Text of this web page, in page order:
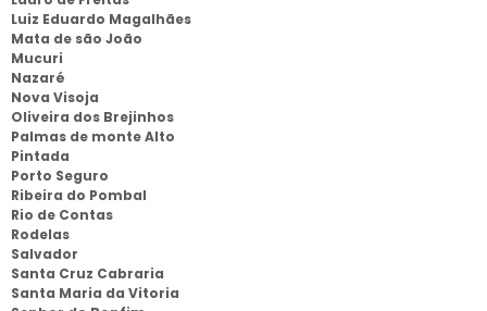
Luiz Eduardo Magalhães
Mata de são João
Mucuri
Nazaré
Nova Visoja
Oliveira dos Brejinhos
Palmas de monte Alto
Pintada
Porto Seguro
Ribeira do Pombal
Rio de Contas
Rodelas
Salvador
Santa Cruz Cabraria
Santa Maria da Vitoria